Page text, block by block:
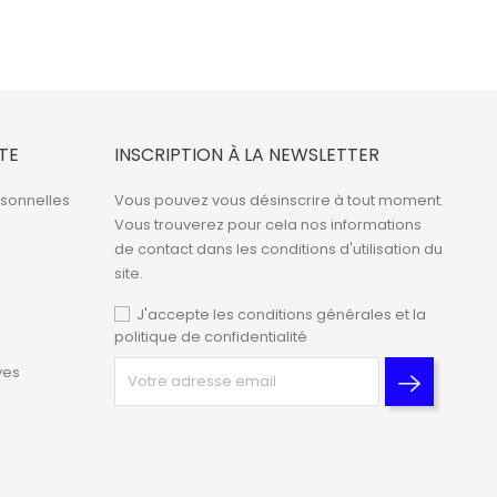
INSCRIPTION À LA NEWSLETTER
Vous pouvez vous désinscrire à tout moment.
Vous trouverez pour cela nos informations
de contact dans les conditions d'utilisation du
site.
J'accepte les conditions générales et la
politique de confidentialité